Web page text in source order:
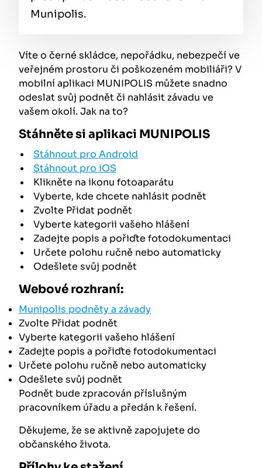
Munipolis.
Víte o černé skládce, nepořádku, nebezpečí ve
veřejném prostoru či poškozeném mobiliáři? V
mobilní aplikaci MUNIPOLIS můžete snadno
odeslat svůj podnět či nahlásit závadu ve
vašem okolí. Jak na to?
Stáhněte si aplikaci MUNIPOLIS
Stáhnout pro Android
Stáhnout pro iOS
Klikněte na ikonu fotoaparátu
Vyberte, kde chcete nahlásit podnět
Zvolte Přidat podnět
Vyberte kategorii vašeho hlášení
Zadejte popis a pořiďte fotodokumentaci
Určete polohu ručně nebo automaticky
Odešlete svůj podnět
Webové rozhraní:
Munipolis podněty a závady
Zvolte Přidat podnět
Vyberte kategorii vašeho hlášení
Zadejte popis a pořiďte fotodokumentaci
Určete polohu ručně nebo automaticky
Odešlete svůj podnět
Podnět bude zpracován příslušným
pracovníkem úřadu a předán k řešení.
Děkujeme, že se aktivně zapojujete do
občanského života.